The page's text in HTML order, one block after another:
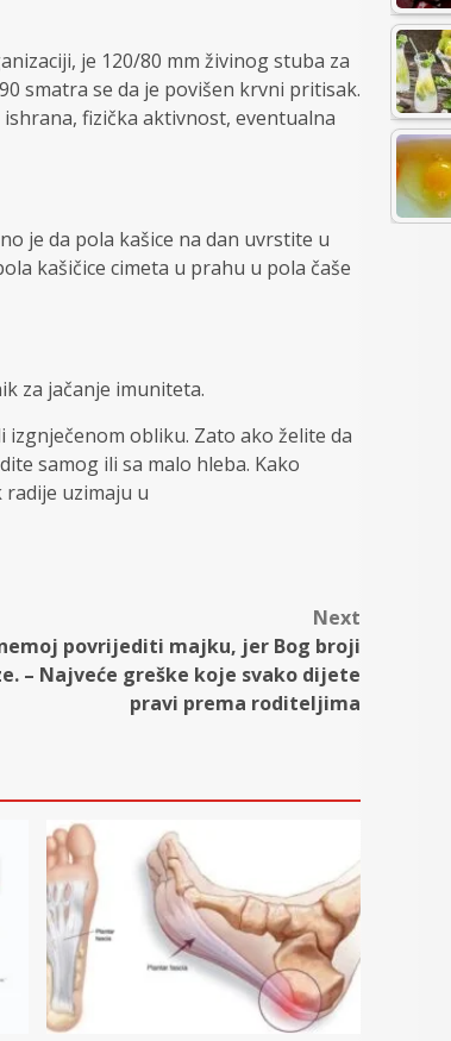
je 120/80 mm živinog stuba za
smatra se da je povišen krvni pritisak.
fizička aktivnost, eventualna
je da pola kašice na dan uvrstite u
kašičice cimeta u prahu u pola čaše
za jačanje imuniteta.
obliku. Zato ako želite da
samog ili sa malo hleba. Kako
uzimaju u
Next
povrijediti majku, jer Bog broji
– Najveće greške koje svako dijete
pravi prema roditeljima